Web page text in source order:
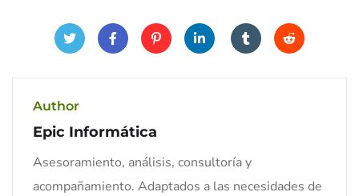
Author
Epic Informática
Asesoramiento, análisis, consultoría y
acompañamiento. Adaptados a las necesidades de